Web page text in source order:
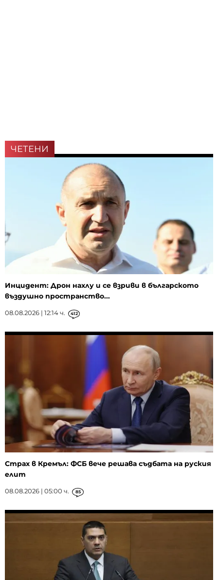
ЧЕТЕНИ
Инцидент: Дрон нахлу и се взриви в българското
въздушно пространство...
08.08.2026 | 12:14 ч. 412
Страх в Кремъл: ФСБ вече решава съдбата на руския
елит
08.08.2026 | 05:00 ч. 85